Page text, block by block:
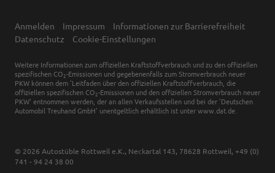
Anmelden Impressum
Informationen zur Barrierefreiheit
Datenschutz
Cookie-Einstellungen
Weitere Informationen zum offiziellen Kraftstoffverbrauch und zu den offiziellen
spezifischen CO 2-Emissionen und gegebenenfalls zum Stromverbrauch neuer
PKW können dem 'Leitfaden über den offiziellen Kraftstoffverbrauch, die
offiziellen spezifischen CO 2-Emissionen und den offiziellen Stromverbrauch neuer
PKW' entnommen werden, der an allen Verkaufsstellen und bei der 'Deutschen
Automobil Treuhand GmbH' unentgeltlich erhältlich ist unter www.dat.de.
© 2026 Autostüble Rottweil e.K., Neckartal 143, 78628 Rottweil, +49 (0)
741 - 94 24 38 00